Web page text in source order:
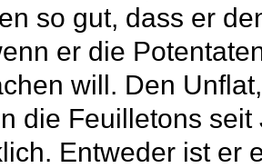
so gut, dass er
er die
will. Den
die Feuilletons
Entweder ist er